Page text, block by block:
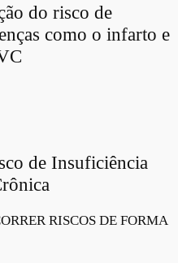
do risco de
como o infarto e
de Insuficiência
RISCOS DE FORMA